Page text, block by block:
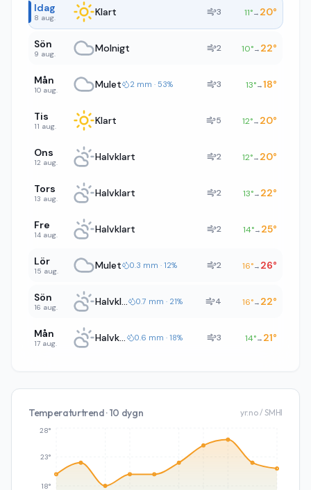
Idag
8 aug. Klart 3 11°→ 20°
Sön
9 aug. Molnigt 2 10°→ 22°
Mån
10 aug. Mulet 2 mm · 53% 3 13°→18°
Tis
11 aug. Klart 5 12°→ 20°
Ons
12 aug. Halvklart 2 12°→ 20°
Tors
13 aug. Halvklart 2 13°→ 22°
Fre
14 aug. Halvklart 2 14°→ 25°
Lör
15 aug. Mulet 0.3 mm · 12% 2 16°→ 26°
Sön
16 aug. Halvklart 0.7 mm · 21% 4 16°→ 22°
Mån
17 aug. Halvklart 0.6 mm · 18% 3 14°→ 21°
Temperaturtrend · 10 dygn yr.no / SMHI
18°
23°
28°